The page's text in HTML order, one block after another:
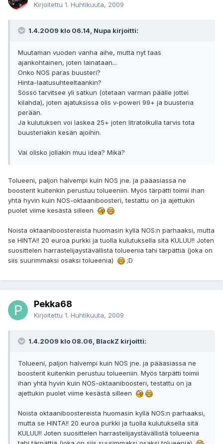
Kirjoitettu 1. Huhtikuuta, 2009
1.4.2009 klo 06.14, Nupa kirjoitti:
Muutaman vuoden vanha aihe, mutta nyt taas
ajankohtainen, joten lainataan...
Onko NOS paras buusteri?
Hinta-laatusuhteeltaankin?
Sössö tarvitsee yli satkun (otetaan varman päälle jottei
kilahda), joten ajatuksissa olis v-poweri 99+ ja buusteria
perään.
Ja kulutuksen voi laskea 25+ joten litratolkulla tarvis tota
buusteriakin kesän ajoihin.
Vai olisko jollakin muu idea? Mikä?
Tolueeni, paljon halvempi kuin NOS jne. ja pääasiassa ne
boosterit kuitenkin perustuu tolueeniin. Myös tärpätti toimii ihan
yhtä hyvin kuin NOS-oktaaniboosteri, testattu on ja ajettukin
puolet viime kesästä silleen
Noista oktaaniboostereista huomasin kyllä NOS:n parhaaksi, mutta
se HINTA!! 20 euroa purkki ja tuolla kulutuksella sitä KULUU!! Joten
suosittelen harrastelijaystävällistä tolueenia tahi tärpättiä (joka on
siis suurimmaksi osaksi tolueenia)
;D
Pekka68
Kirjoitettu 1. Huhtikuuta, 2009
1.4.2009 klo 08.06, BlackZ kirjoitti:
Tolueeni, paljon halvempi kuin NOS jne. ja pääasiassa ne
boosterit kuitenkin perustuu tolueeniin. Myös tärpätti toimii
ihan yhtä hyvin kuin NOS-oktaaniboosteri, testattu on ja
ajettukin puolet viime kesästä silleen
Noista oktaaniboostereista huomasin kyllä NOS:n parhaaksi,
mutta se HINTA!! 20 euroa purkki ja tuolla kulutuksella sitä
KULUU!! Joten suosittelen harrastelijaystävällistä tolueenia